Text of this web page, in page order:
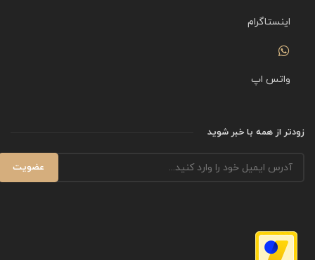
اینستاگرام
واتس اپ
زودتر از همه با خبر شوید